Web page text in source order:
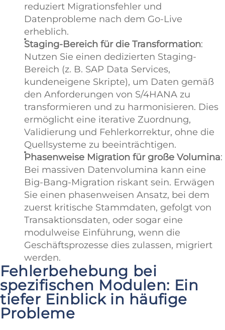
reduziert Migrationsfehler und
Datenprobleme nach dem Go-Live
erheblich.
Staging-Bereich für die Transformation:
Nutzen Sie einen dedizierten Staging-
Bereich (z. B. SAP Data Services,
kundeneigene Skripte), um Daten gemäß
den Anforderungen von S/4HANA zu
transformieren und zu harmonisieren. Dies
ermöglicht eine iterative Zuordnung,
Validierung und Fehlerkorrektur, ohne die
Quellsysteme zu beeinträchtigen.
Phasenweise Migration für große Volumina:
Bei massiven Datenvolumina kann eine
Big-Bang-Migration riskant sein. Erwägen
Sie einen phasenweisen Ansatz, bei dem
zuerst kritische Stammdaten, gefolgt von
Transaktionsdaten, oder sogar eine
modulweise Einführung, wenn die
Geschäftsprozesse dies zulassen, migriert
werden.
Fehlerbehebung bei
spezifischen Modulen: Ein
tiefer Einblick in häufige
Probleme